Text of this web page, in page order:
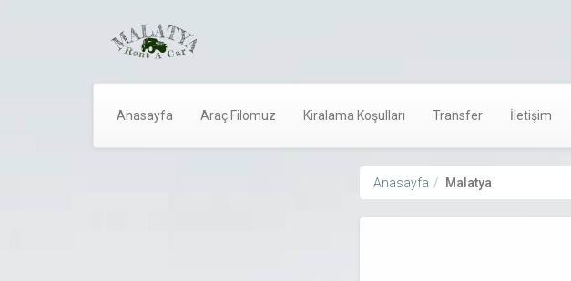
Anasayfa Araç Filomuz Kiralama Koşulları Transfer İletişim
Anasayfa Malatya